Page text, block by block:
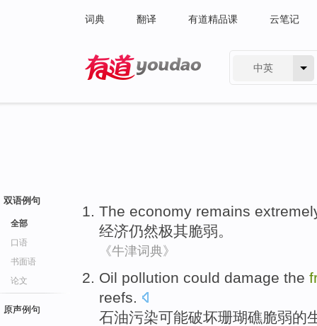
词典 翻译 有道精品课 云笔记
中英
双语例句
全部
口语
书面语
论文
原声例句
The economy remains
经济仍然极其脆弱。
《牛津词典》
Oil pollution could damage the
reefs.
石油污染可能破坏珊瑚礁脆弱的